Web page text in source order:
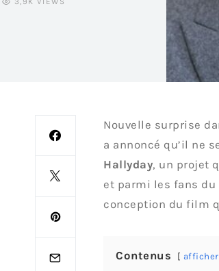
Nouvelle surprise
a annoncé qu’il ne
Hallyday, un projet
et parmi les fans du
conception du film
Contenus afficher